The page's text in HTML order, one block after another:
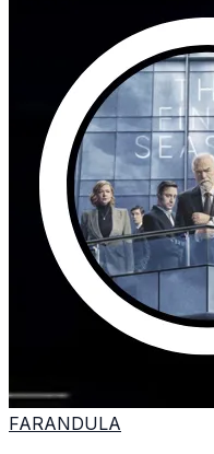
FARANDULA